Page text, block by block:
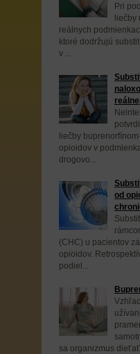
Pri
liečby
reálnych
ktoré dodržujú
v ...
liečby
opioidov v
drogovo...
od
(CHC) u pacientov
opioidov.
podiel...
sa organizmus